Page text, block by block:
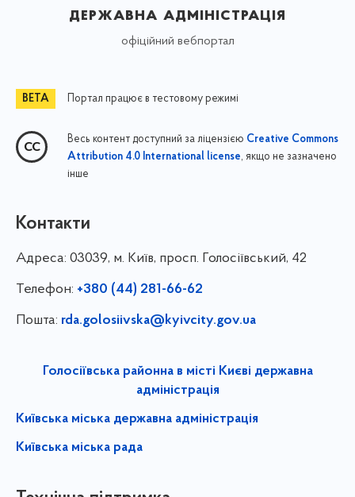
державна адміністрація
офіційний вебпортал
Портал працює в тестовому режимі
Весь контент доступний за ліцензією Creative Commons
Attribution 4.0 International license, якщо не зазначено
інше
Контакти
Адреса: 03039, м. Київ, просп. Голосіївський, 42
Телефон: +380 (44) 281-66-62
Пошта: rda.golosiivska@kyivcity.gov.ua
Голосіївська районна в місті Києві державна
адміністрація
Київська міська державна адміністрація
Київська міська рада